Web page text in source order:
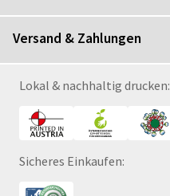
Versand & Zahlungen
Lokal & nachhaltig drucken:
Sicheres Einkaufen: